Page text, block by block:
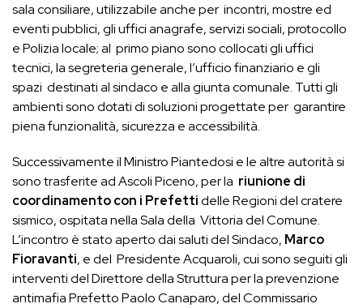
sala consiliare, utilizzabile anche per incontri, mostre ed
eventi pubblici, gli uffici anagrafe, servizi sociali, protocollo
e Polizia locale; al primo piano sono collocati gli uffici
tecnici, la segreteria generale, l’ufficio finanziario e gli
spazi destinati al sindaco e alla giunta comunale. Tutti gli
ambienti sono dotati di soluzioni progettate per garantire
piena funzionalità, sicurezza e accessibilità.
Successivamente il Ministro Piantedosi e le altre autorità si
sono trasferite ad Ascoli Piceno, per la riunione di
coordinamento con i Prefettidelle Regioni del cratere
sismico, ospitata nella Sala della Vittoria del Comune.
L’incontro è stato aperto dai saluti del Sindaco, Marco
Fioravanti, e del Presidente Acquaroli, cui sono seguiti gli
interventi del Direttore della Struttura per la prevenzione
antimafia Prefetto Paolo Canaparo, del Commissario